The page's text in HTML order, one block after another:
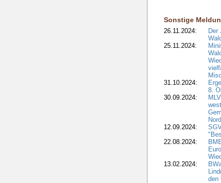
Sonstige
26.11.2024:
Der
25.11.2024:
31.10.2024:
8.
30.09.2024:
12.09.2024:
22.08.2024:
13.02.2024:
den